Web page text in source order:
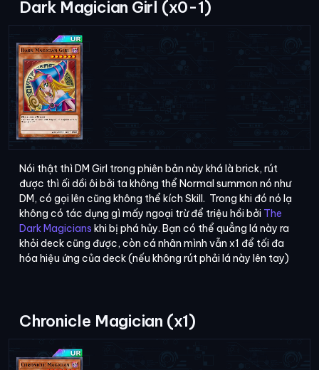
Dark Magician Girl (x0-1)
Nói thật thì DM Girl trong phiên bản này khá là brick, rút
được thì ối dồi ôi bởi ta không thể Normal summon nó như
DM, có gọi lên cũng không thể kích Skill. Trong khi đó nó lạ
không có tác dụng gì mấy ngoại trừ để triệu hồi bởi The
Dark Magicians khi bị phá hủy. Bạn có thể quẳng lá này ra
khỏi deck cũng được, còn cá nhân mình vẫn x1 để tối đa
hóa hiệu ứng của deck (nếu không rút phải lá này lên tay)
Chronicle Magician (x1)